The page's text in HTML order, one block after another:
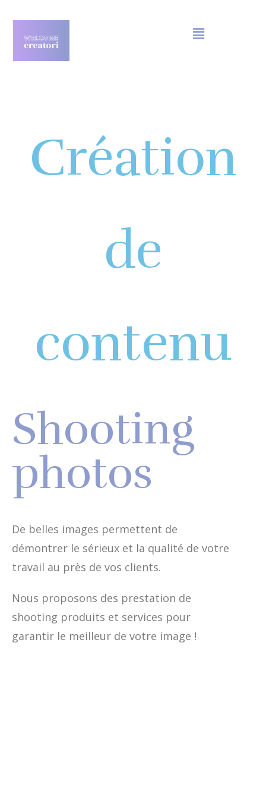
Création
de
contenu
Shooting
photos
De belles images permettent de
démontrer le sérieux et la qualité de votre
travail au près de vos clients.
Nous proposons des prestation de
shooting produits et services pour
garantir le meilleur de votre image !